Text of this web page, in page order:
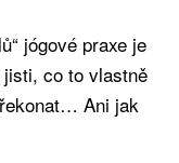
jógové praxe je
co to vlastně
Ani jak